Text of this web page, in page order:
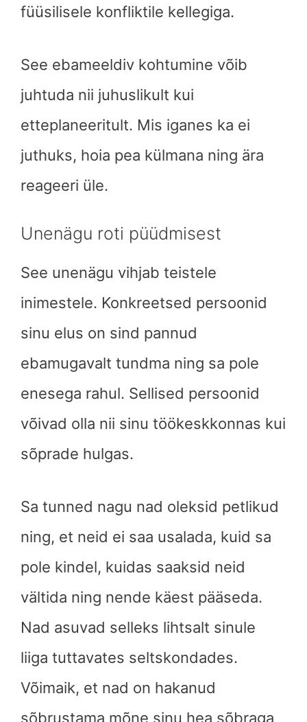
füüsilisele konfliktile kellegiga.
See ebameeldiv kohtumine võib
juhtuda nii juhuslikult kui
etteplaneeritult. Mis iganes ka ei
juthuks, hoia pea külmana ning ära
reageeri üle.
Unenägu roti püüdmisest
See unenägu vihjab teistele
inimestele. Konkreetsed persoonid
sinu elus on sind pannud
ebamugavalt tundma ning sa pole
enesega rahul. Sellised persoonid
võivad olla nii sinu töökeskkonnas kui
sõprade hulgas.
Sa tunned nagu nad oleksid petlikud
ning, et neid ei saa usalada, kuid sa
pole kindel, kuidas saaksid neid
vältida ning nende käest pääseda.
Nad asuvad selleks lihtsalt sinule
liiga tuttavates seltskondades.
Võimaik, et nad on hakanud
sõbrustama mõne sinu hea sõbraga